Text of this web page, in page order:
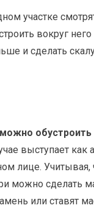
участке
вокруг
и сделать
обустроить
выступает
лице. Учитывая,
можно сделать
или ставят